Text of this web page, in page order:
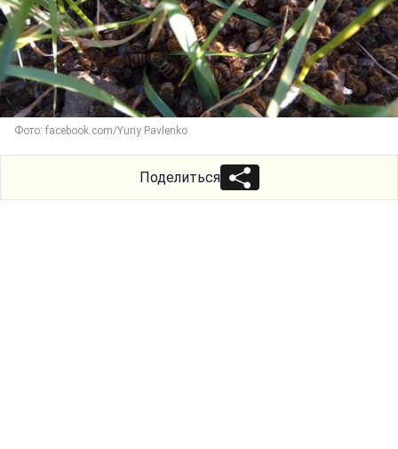
Фото: facebook.com/Yuriy Pavlenko
Поделиться